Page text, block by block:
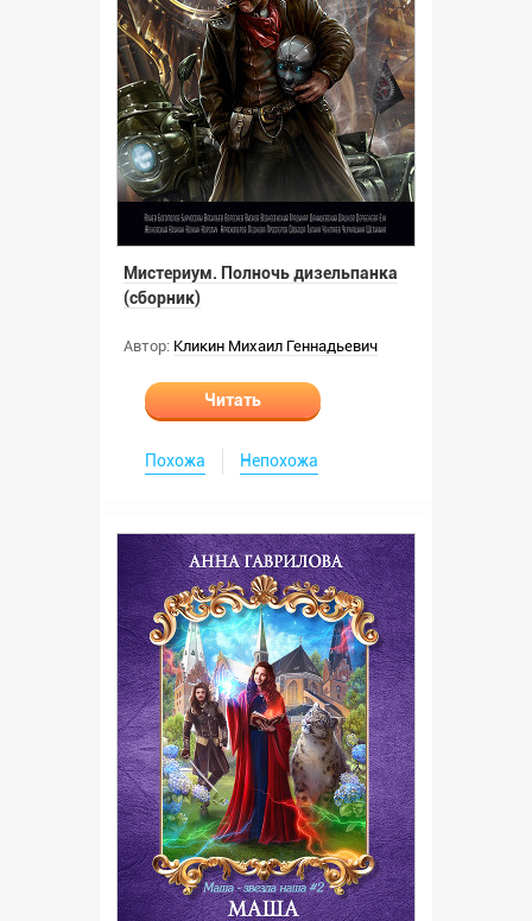
Мистериум. Полночь дизельпанка
(сборник)
Автор: Кликин Михаил Геннадьевич
Читать
Похожа Непохожа